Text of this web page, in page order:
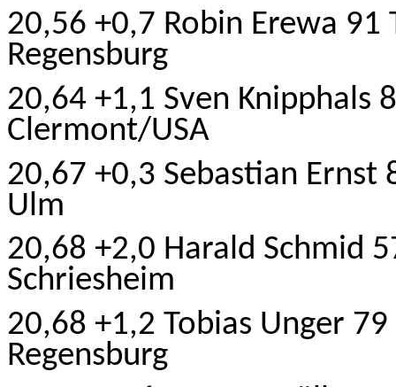
20,56 +0,7 Robin Erewa
Regensburg
20,64 +1,1 Sven Knipphals
Clermont/USA
20,67 +0,3 Sebastian
Ulm
20,68 +2,0 Harald Schmid
Schriesheim
20,68 +1,2 Tobias Unger
Regensburg